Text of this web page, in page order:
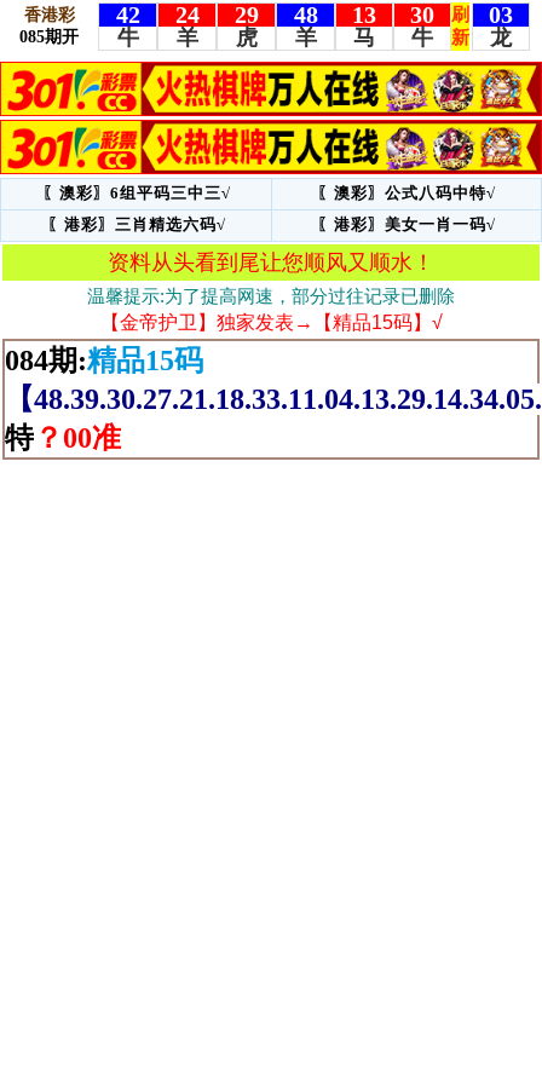
〖澳彩〗6组平码三中三√
〖澳彩〗公式八码中特√
〖港彩〗三肖精选六码√
〖港彩〗美女一肖一码√
资料从头看到尾让您顺风又顺水！
温馨提示:为了提高网速，部分过往记录已删除
【金帝护卫】独家发表→【精品15码】√
084期:精品15码
【
特 ？00准